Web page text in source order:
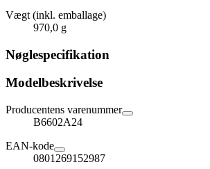
Vægt (inkl. emballage)
970,0 g
Nøglespecifikation
Modelbeskrivelse
Producentens varenummer
B6602A24
EAN-kode
0801269152987